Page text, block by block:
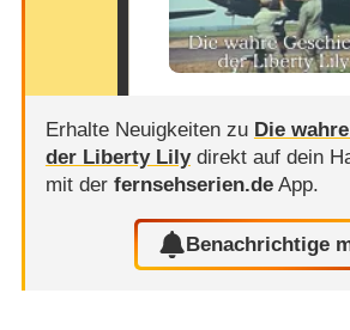
Erhalte Neuigkeiten zu Die
der Liberty Lilydirekt auf dein
mit der fernsehserien.deApp.
Benachrichtige